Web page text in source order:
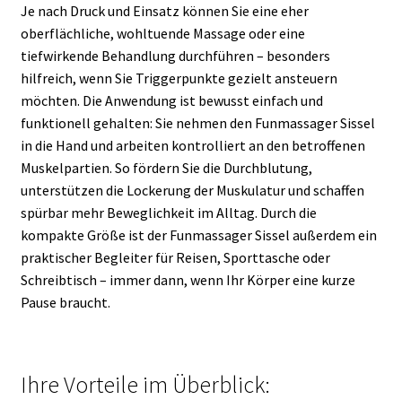
Je nach Druck und Einsatz können Sie eine eher
oberflächliche, wohltuende Massage oder eine
tiefwirkende Behandlung durchführen – besonders
hilfreich, wenn Sie Triggerpunkte gezielt ansteuern
möchten. Die Anwendung ist bewusst einfach und
funktionell gehalten: Sie nehmen den Funmassager Sissel
in die Hand und arbeiten kontrolliert an den betroffenen
Muskelpartien. So fördern Sie die Durchblutung,
unterstützen die Lockerung der Muskulatur und schaffen
spürbar mehr Beweglichkeit im Alltag. Durch die
kompakte Größe ist der Funmassager Sissel außerdem ein
praktischer Begleiter für Reisen, Sporttasche oder
Schreibtisch – immer dann, wenn Ihr Körper eine kurze
Pause braucht.
Ihre Vorteile im Überblick: